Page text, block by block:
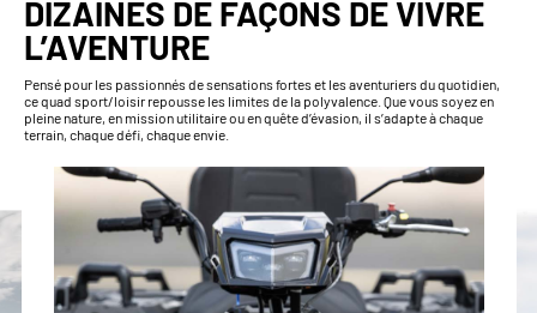
DIZAINES DE FAÇONS DE VIVRE
L’AVENTURE
Pensé pour les passionnés de sensations fortes et les aventuriers du quotidien,
ce quad sport/loisir repousse les limites de la polyvalence. Que vous soyez en
pleine nature, en mission utilitaire ou en quête d’évasion, il s’adapte à chaque
terrain, chaque défi, chaque envie.